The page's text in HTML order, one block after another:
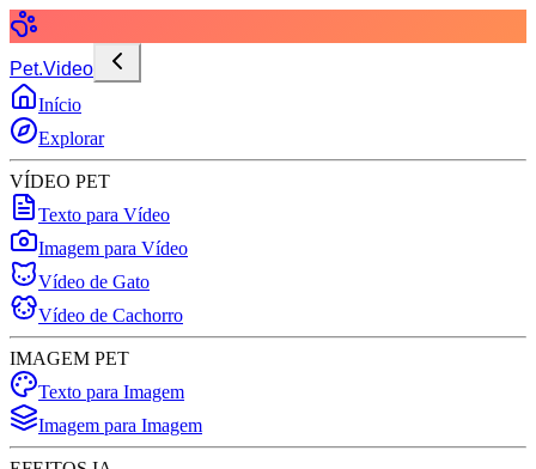
Pet.Video
Início
Explorar
VÍDEO PET
Texto para Vídeo
Imagem para Vídeo
Vídeo de Gato
Vídeo de Cachorro
IMAGEM PET
Texto para Imagem
Imagem para Imagem